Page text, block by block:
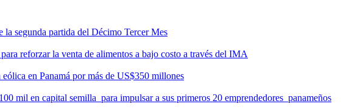
la segunda partida del Décimo Tercer Mes
reforzar la venta de alimentos a bajo costo a través del IMA
en Panamá por más de US$350 millones
mil en capital semilla para impulsar a sus primeros 20 emprendedores panameños